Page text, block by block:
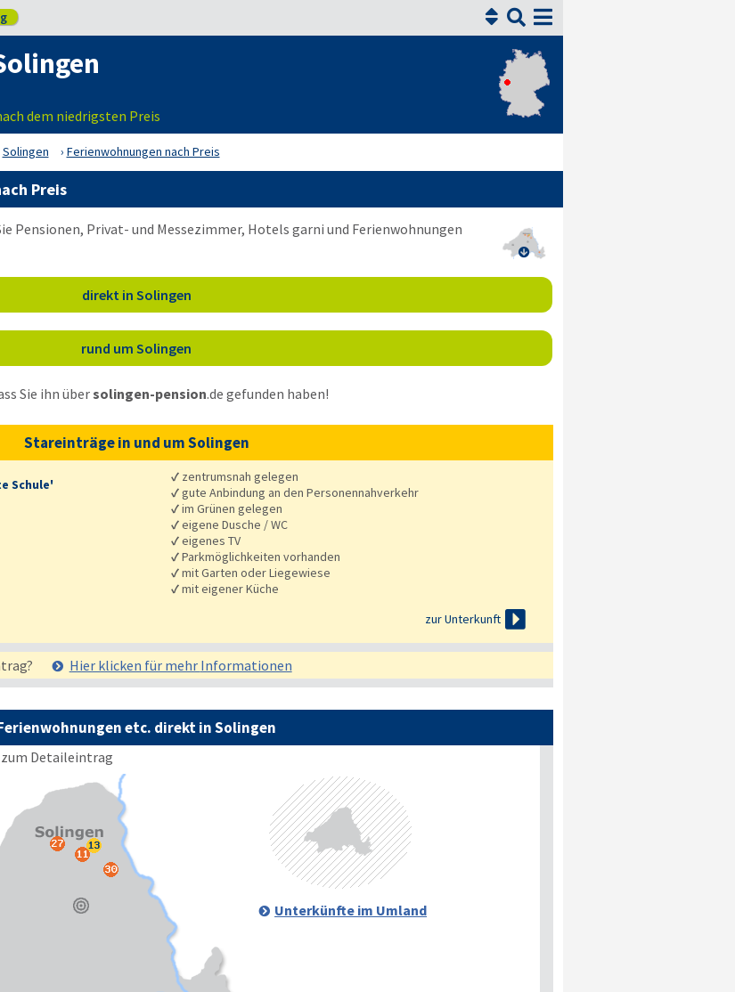


dem niedrigsten Preis
Solingen Ferienwohnungen nach Preis
Preis

Pensionen, Privat- und Messezimmer, Hotels garni und Ferienwohnungen
direkt in Solingen
rund um Solingen
Sie ihn übersolingen-pension.de gefunden haben!
Stareinträge in und um Solingen
Schule'
✓ zentrumsnah gelegen
✓gute Anbindung an den Personennahverkehr
✓im Grünen gelegen
✓eigene Dusche / WC
✓eigenes TV
✓Parkmöglichkeiten vorhanden
✓mit Garten oder Liegewiese
✓mit eigener Küche
zur Unterkunft 
Hier klicken für mehr Informationen
etc. direkt in Solingen
Detaileintrag
Unterkünfte im Umland